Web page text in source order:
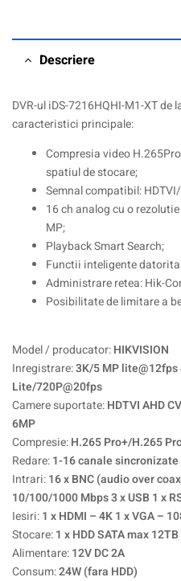
Descriere
DVR-ul iDS-7216HQHI-M1-XT de
caracteristici principale:
Compresia video
spatiul de stocare;
Semnal compatibil:
16 ch analog cu o
MP;
Playback Smart Search;
Functii inteligente datorita
Administrare retea: Hik-
Posibilitate de limitare a
Model / producator:HIKVISION
Inregistrare:3K/5 MP
Lite/720P@20fps
Camere suportate:HDTVI AHD
6MP
Compresie:H.265 Pro+/H.265
Redare:1-16 canale sincronizate
Intrari:16 x BNC (audio over
10/100/1000 Mbps 3 x USB 1 x
Iesiri:1 x HDMI – 4K 1 x VGA –
Stocare:1 x HDD SATA max
Alimentare:12V DC 2A
Consum:24W (fara HDD)